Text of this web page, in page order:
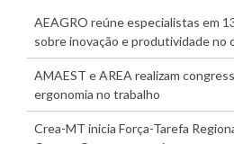
AEAGRO reúne especialistas em
sobre inovação e produtividade no
AMAEST e AREA realizam
ergonomia no trabalho
Crea-MT inicia Força-Tarefa